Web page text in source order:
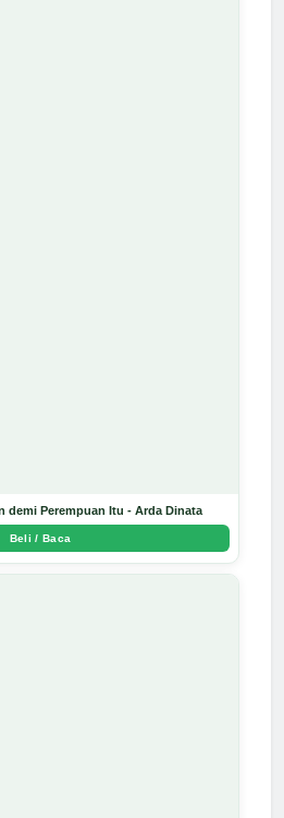
demi Perempuan Itu - Arda Dinata
Beli / Baca